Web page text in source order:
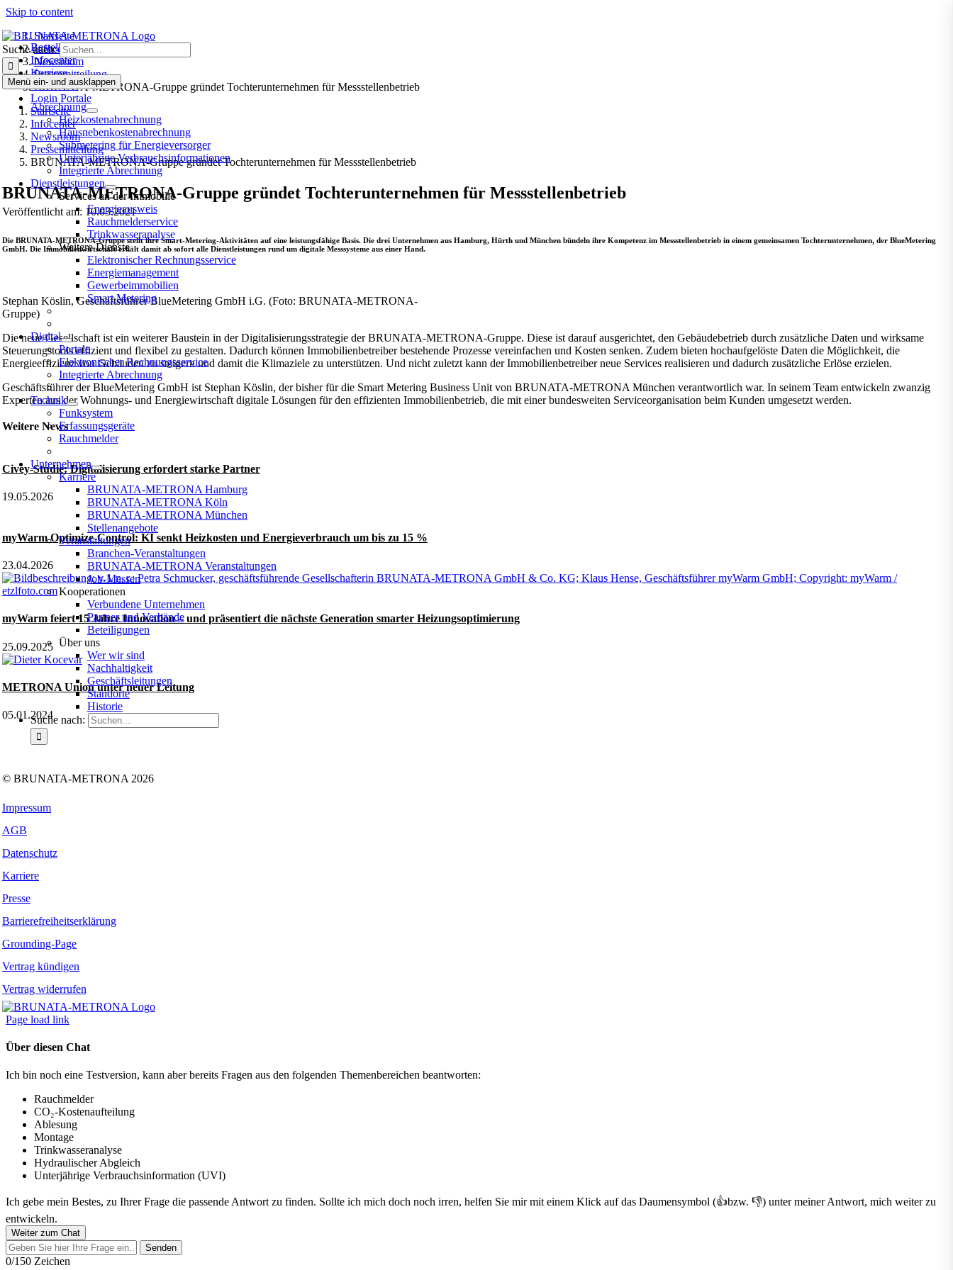
Skip to content
Bestellen
Infocenter
Karriere
Bewohner
Login Portale
Suche nach:
Menü ein- und ausklappen
Abrechnung
Heizkostenabrechnung
Hausneben­kosten­abrechnung
Submetering für Energieversorger
Unterjährige Verbrauchsinformationen
Integrierte Abrechnung
Dienstleistungen
Services an der Immobilie
Energieausweis
Rauchmelderservice
Trinkwasseranalyse
Weitere Dienste
Elektronischer Rechnungsservice
Energiemanagement
Gewerbeimmobilien
Smart Metering
Digital
Portale
Elektronischer Rechnungsservice
Integrierte Abrechnung
Technik
Funksystem
Erfassungsgeräte
Rauchmelder
Unternehmen
Karriere
BRUNATA-METRONA Hamburg
BRUNATA-METRONA Köln
BRUNATA-METRONA München
Stellenangebote
Veranstaltungen
Branchen-Veranstaltungen
BRUNATA-METRONA Veranstaltungen
Job-Messen
Kooperationen
Verbundene Unternehmen
Partner und Verbände
Beteiligungen
Über uns
Wer wir sind
Nachhaltigkeit
Geschäftsleitungen
Standorte
Historie
Suche nach:
Startseite
Infocenter
Newsroom
Pressemitteilung
BRUNATA-METRONA-Gruppe gründet Tochterunternehmen für Messstellenbetrieb
Startseite
Infocenter
Newsroom
Pressemitteilung
BRUNATA-METRONA-Gruppe gründet Tochterunternehmen für Messstellenbetrieb
BRUNATA-METRONA-Gruppe gründet Tochterunternehmen für Messstellenbetrieb
Veröffentlicht am: 10.03.2021
Die BRUNATA-METRONA-Gruppe stellt ihre Smart-Metering-Aktivitäten auf eine leistungsfähige Basis. Die drei Unternehmen aus Hamburg, Hürth und München bündeln ihre Kompetenz im Messstellenbetrieb in einem gemeinsamen Tochterunternehmen, der BlueMetering
GmbH. Die Immobilienwirtschaft erhält damit ab sofort alle Dienstleistungen rund um digitale Messsysteme aus einer Hand.
Stephan Köslin, Geschäftsführer BlueMetering GmbH i.G. (Foto: BRUNATA-METRONA-
Gruppe)
Die neue Gesellschaft ist ein weiterer Baustein in der Digitalisierungsstrategie der BRUNATA-METRONA-Gruppe. Diese ist darauf ausgerichtet, den Gebäudebetrieb durch zusätzliche Daten und wirksame
Steuerungstools effizient und flexibel zu gestalten. Dadurch können Immobilienbetreiber bestehende Prozesse vereinfachen und Kosten senken. Zudem bieten hochaufgelöste Daten die Möglichkeit, die
Energieeffizienz von Gebäuden zu steigern und damit die Klimaziele zu unterstützen. Und nicht zuletzt kann der Immobilienbetreiber neue Services realisieren und dadurch zusätzliche Erlöse erzielen.
Geschäftsführer der BlueMetering GmbH ist Stephan Köslin, der bisher für die Smart Metering Business Unit von BRUNATA-METRONA München verantwortlich war. In seinem Team entwickeln zwanzig
Experten aus der Wohnungs- und Energiewirtschaft digitale Lösungen für den effizienten Immobilienbetrieb, die mit einer bundesweiten Serviceorganisation beim Kunden umgesetzt werden.
Weitere News
Civey-Studie: Digitalisierung erfordert starke Partner
19.05.2026
myWarm Optimize-Control: KI senkt Heizkosten und Energieverbrauch um bis zu 15 %
23.04.2026
myWarm feiert 15 Jahre Innovation – und präsentiert die nächste Generation smarter Heizungsoptimierung
25.09.2025
METRONA Union unter neuer Leitung
05.01.2024
Folgen Sie uns auf:
© BRUNATA-METRONA 2026
Impressum
AGB
Datenschutz
Karriere
Presse
Barrierefreiheitserklärung
Grounding-Page
Vertrag kündigen
Vertrag widerrufen
Page load link
Über diesen Chat
Ich bin noch eine Testversion, kann aber bereits Fragen aus den folgenden Themenbereichen beantworten:
Rauchmelder
CO₂-Kostenaufteilung
Ablesung
Montage
Trinkwasseranalyse
Hydraulischer Abgleich
Unterjährige Verbrauchsinformation (UVI)
Ich gebe mein Bestes, zu Ihrer Frage die passende Antwort zu finden. Sollte ich mich doch noch irren, helfen Sie mir mit einem Klick auf das Daumensymbol (👍bzw. 👎) unter meiner Antwort, mich weiter zu
entwickeln.
Weiter zum Chat
Senden
0/150 Zeichen